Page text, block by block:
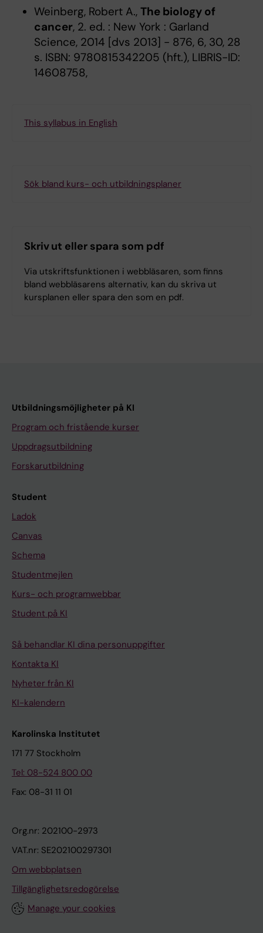
Weinberg, Robert A., The biology of
cancer, 2. ed. : New York : Garland
Science, 2014 [dvs 2013] - 876, 6, 30, 28
s. ISBN: 9780815342205 (hft.), LIBRIS-ID:
14608758,
This syllabus in English
Sök bland kurs- och utbildningsplaner
Skriv ut eller spara som pdf
Via utskriftsfunktionen i webbläsaren, som finns
bland webbläsarens alternativ, kan du skriva ut
kursplanen eller spara den som en pdf.
Utbildningsmöjligheter på KI
Program och fristående kurser
Uppdragsutbildning
Forskarutbildning
Student
Ladok
Canvas
Schema
Studentmejlen
Kurs- och programwebbar
Student på KI
Så behandlar KI dina personuppgifter
Kontakta KI
Nyheter från KI
KI-kalendern
Karolinska Institutet
171 77 Stockholm
Tel: 08-524 800 00
Fax: 08-31 11 01
Org.nr: 202100-2973
VAT.nr: SE202100297301
Om webbplatsen
Tillgänglighetsredogörelse
Manage your cookies